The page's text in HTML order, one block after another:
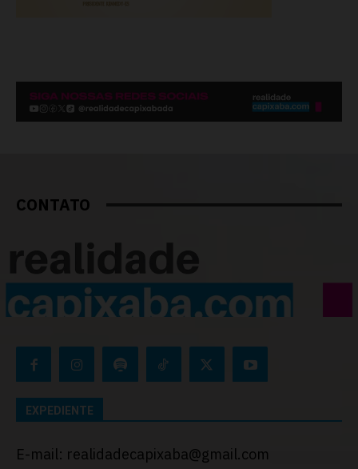
CONTATO
EXPEDIENTE
E-mail: realidadecapixaba@gmail.com